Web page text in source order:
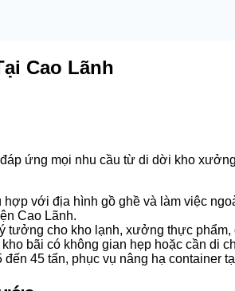
Cao Lãnh
ứng mọi nhu cầu từ di dời kho
với địa hình gồ ghề và làm việc
Cao Lãnh.
tưởng cho kho lạnh, xưởng thực
bãi có không gian hẹp hoặc cần di
45 tấn, phục vụ nâng hạ container